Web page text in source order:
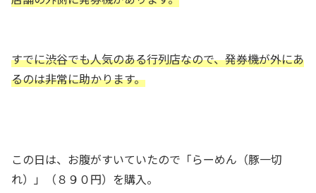
すでに渋谷でも人気のある行列店なので、発券機が外にあ
るのは非常に助かります。
この日は、お腹がすいていたので「らーめん（豚一切
れ）」（８９０円）を購入。